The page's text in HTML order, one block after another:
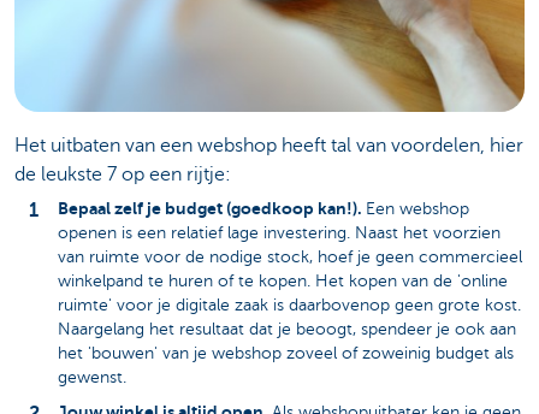
Het uitbaten van een webshop heeft tal van voordelen, hier
de leukste 7 op een rijtje:
Bepaal zelf je budget (goedkoop kan!). Een webshop
openen is een relatief lage investering. Naast het voorzien
van ruimte voor de nodige stock, hoef je geen commercieel
winkelpand te huren of te kopen. Het kopen van de 'online
ruimte' voor je digitale zaak is daarbovenop geen grote kost.
Naargelang het resultaat dat je beoogt, spendeer je ook aan
het 'bouwen' van je webshop zoveel of zoweinig budget als
gewenst.